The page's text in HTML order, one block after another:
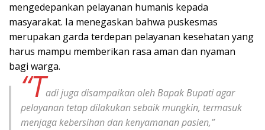
mengedepankan pelayanan humanis kepada
masyarakat. Ia menegaskan bahwa puskesmas
merupakan garda terdepan pelayanan kesehatan yang
harus mampu memberikan rasa aman dan nyaman
bagi warga.
“Tadi juga disampaikan oleh Bapak Bupati agar
pelayanan tetap dilakukan sebaik mungkin, termasuk
menjaga kebersihan dan kenyamanan pasien,”